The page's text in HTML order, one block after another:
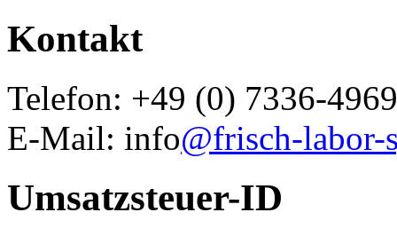
Kontakt
Telefon: +49 (0) 7336-
E-Mail: info@frisch-labor-
Umsatzsteuer-ID